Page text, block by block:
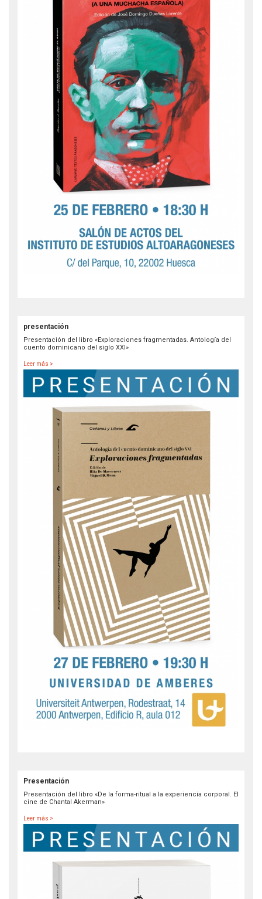
presentación
Presentación del libro «Exploraciones fragmentadas. Antología del
cuento dominicano del siglo XXI»
Leer más >
Presentación
Presentación del libro «De la forma-ritual a la experiencia corporal. El
cine de Chantal Akerman»
Leer más >